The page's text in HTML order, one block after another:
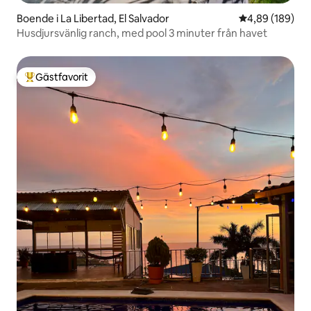
Boende i La Libertad, El Salvador 4,89 av 5 i
4,89 (189)
Husdjursvänlig ranch, med pool 3 minuter från havet
Populär gästfavorit
Gästfavorit